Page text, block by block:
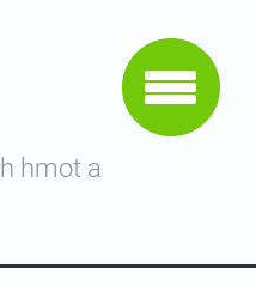
hmot a